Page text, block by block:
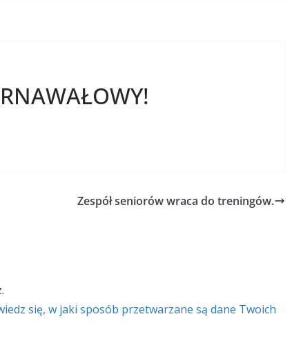
Zespół seniorów wraca do treningów.
się, w jaki sposób przetwarzane są dane Twoich